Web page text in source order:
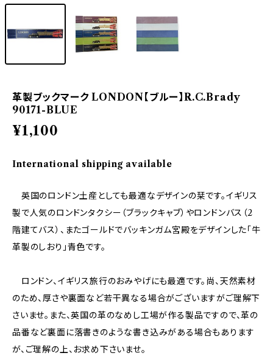
革製ブックマーク LONDON【ブルー】R.C.Brady
90171-BLUE
¥1,100
International shipping available
英国のロンドン土産としても最適なデザインの栞です。イギリス
製で人気のロンドンタクシー（ブラックキャブ）やロンドンバス（2
階建てバス）、またゴールドでバッキンガム宮殿をデザインした「牛
革製のしおり」青色です。
ロンドン、イギリス旅行のおみやげにも最適です。尚、天然素材
のため、厚さや裏面など若干異なる場合がございますがご理解下
さいませ。また、英国の革のなめし工場が作る製品ですので、革の
品番など裏面に落書きのような書き込みがある場合もあります
が、ご理解の上、お求め下さいませ。